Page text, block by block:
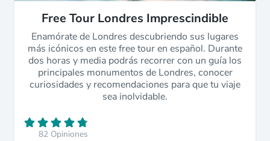
Free Tour Londres Imprescindible
Enamórate de Londres descubriendo sus lugares
más icónicos en este free tour en español. Durante
dos horas y media podrás recorrer con un guía los
principales monumentos de Londres, conocer
curiosidades y recomendaciones para que tu viaje
sea inolvidable.
82 Opiniones